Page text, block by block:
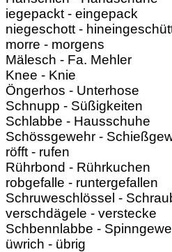
iegepackt - eingepack
niegeschott -
morre - morgens
Mälesch - Fa. Mehler
Knee - Knie
Öngerhos - Unterhose
Schnupp - Süßigkeiten
Schlabbe - Hausschuhe
Schössgewehr -
röfft - rufen
Rührbond - Rührkuchen
robgefalle - runtergefallen
Schruweschlössel -
verschdägele - verstecke
Schbennlabbe -
üwrich - übrig